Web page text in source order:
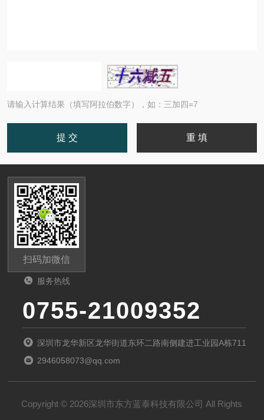
请输入计算结果（填写阿拉伯数字），如：三加四=7
扫码加微信
服务热线
0755-21009352
深圳市龙华新区龙华街道东环二路南侧建进工业园A栋711
2946058073@qq.com
Copyright © 2026深圳市东方蓝泰科技有限公司 All Rights